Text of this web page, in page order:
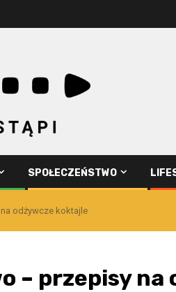
SPOŁECZEŃSTWO
odżywcze koktajle
– przepisy